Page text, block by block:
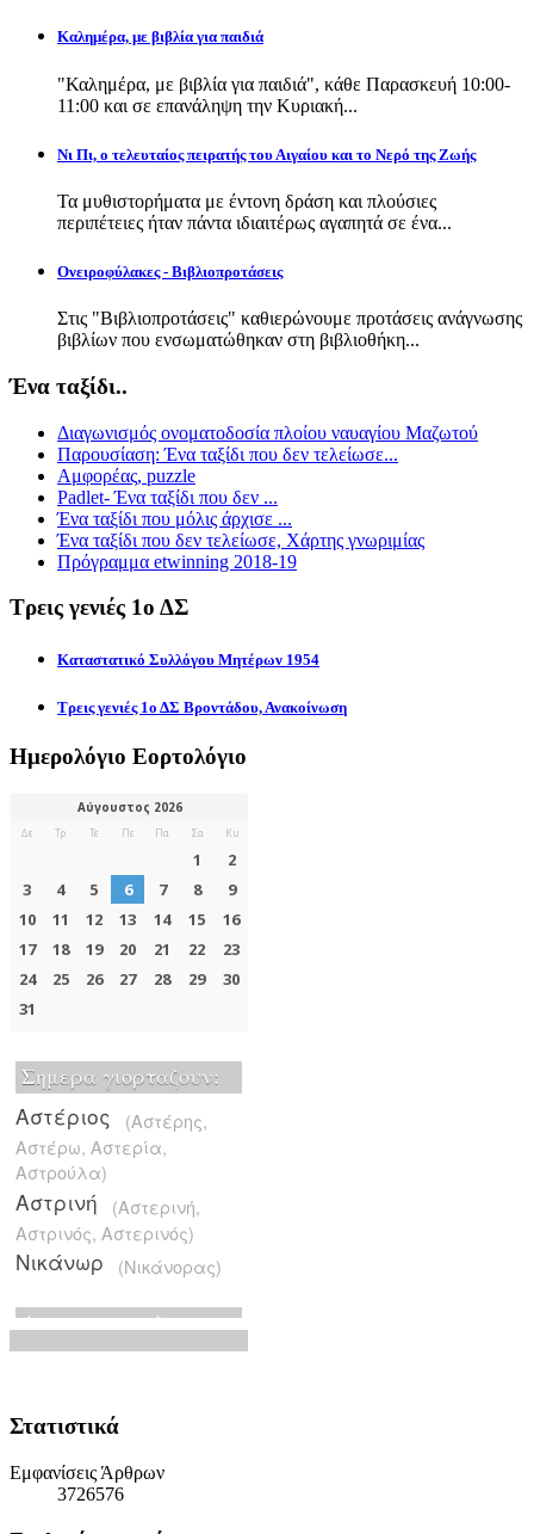
Καλημέρα, με βιβλία για παιδιά
"Καλημέρα, με βιβλία για παιδιά", κάθε Παρασκευή 10:00-
11:00 και σε επανάληψη την Κυριακή...
Νι Πι, ο τελευταίος πειρατής του Αιγαίου και το Νερό της Ζωής
Τα μυθιστορήματα με έντονη δράση και πλούσιες
περιπέτειες ήταν πάντα ιδιαιτέρως αγαπητά σε ένα...
Ονειροφύλακες - Βιβλιοπροτάσεις
Στις "Βιβλιοπροτάσεις" καθιερώνουμε προτάσεις ανάγνωσης
βιβλίων που ενσωματώθηκαν στη βιβλιοθήκη...
Ένα ταξίδι..
Διαγωνισμός ονοματοδοσία πλοίου ναυαγίου Μαζωτού
Παρουσίαση: Ένα ταξίδι που δεν τελείωσε...
Αμφορέας, puzzle
Padlet- Ένα ταξίδι που δεν ...
Ένα ταξίδι που μόλις άρχισε ...
Ένα ταξίδι που δεν τελείωσε, Χάρτης γνωριμίας
Πρόγραμμα etwinning 2018-19
Τρεις γενιές 1ο ΔΣ
Καταστατικό Συλλόγου Μητέρων 1954
Τρεις γενιές 1ο ΔΣ Βροντάδου, Ανακοίνωση
Ημερολόγιο Εορτολόγιο
Στατιστικά
Εμφανίσεις Άρθρων
3726576